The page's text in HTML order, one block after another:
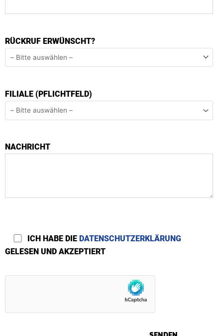
RÜCKRUF ERWÜNSCHT?
FILIALE (PFLICHTFELD)
NACHRICHT
ICH HABE DIE DATENSCHUTZERKLÄRUNG
GELESEN UND AKZEPTIERT